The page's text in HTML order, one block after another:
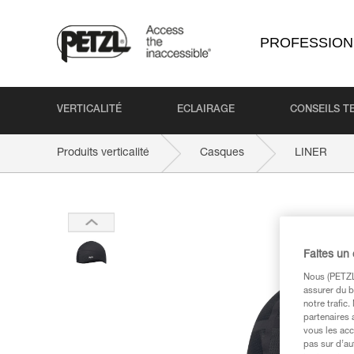
VERTICALITÉ ECLAIRAGE CONSEILS
Produits verticalité Casques LINER
Faites un
Nous
assurer du
notre trafic.
partenaires
vous les
pas sur